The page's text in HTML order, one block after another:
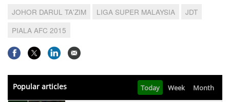
JOHOR DARUL TA'ZIM LIGA SUPER MALAYSIA
JDT
PIALA AFC 2015
Popular articles Today Week Month